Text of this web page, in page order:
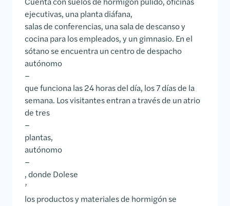
ejecutivas, una planta diáfana,
salas de conferencias, una sala de descanso y
cocina para los empleados, y un gimnasio. En el
sótano se encuentra un centro de despacho
autónomo
–
que funciona las 24 horas del día, los 7 días de la
semana. Los visitantes entran a través de un atrio
de tres
–
plantas,
autónomo
–
, donde Dolese
’
los productos y materiales de hormigón se